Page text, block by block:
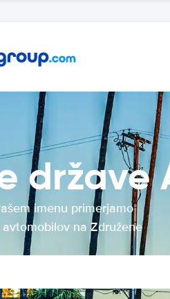
imenu primerjamo
na Združene